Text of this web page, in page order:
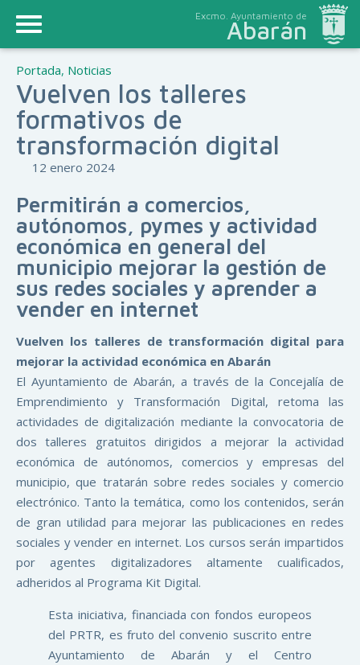
Excmo. Ayuntamiento de
Abarán
Portada, Noticias
Vuelven los talleres
formativos de
transformación digital
12 enero 2024
Permitirán a comercios,
autónomos, pymes y actividad
económica en general del
municipio mejorar la gestión de
sus redes sociales y aprender a
vender en internet
Vuelven los talleres de transformación digital para
mejorar la actividad económica en Abarán
El Ayuntamiento de Abarán, a través de la Concejalía de
Emprendimiento y Transformación Digital, retoma las
actividades de digitalización mediante la convocatoria de
dos talleres gratuitos dirigidos a mejorar la actividad
económica de autónomos, comercios y empresas del
municipio, que tratarán sobre redes sociales y comercio
electrónico. Tanto la temática, como los contenidos, serán
de gran utilidad para mejorar las publicaciones en redes
sociales y vender en internet. Los cursos serán impartidos
por agentes digitalizadores altamente cualificados,
adheridos al Programa Kit Digital.
Esta iniciativa, financiada con fondos europeos
del PRTR, es fruto del convenio suscrito entre
Ayuntamiento de Abarán y el Centro